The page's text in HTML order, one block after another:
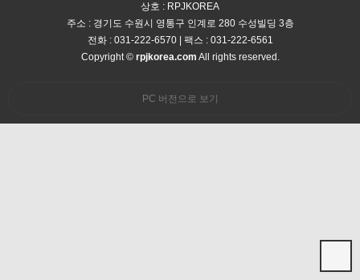
상호 : RPJKOREA
주소 : 경기도 수원시 영통구 인계로 280 수성빌딩 3층
전화 : 031-222-6570 | 팩스 : 031-222-6561
Copyright © rpjkorea.com All rights reserved.
PC 버전으로 보기